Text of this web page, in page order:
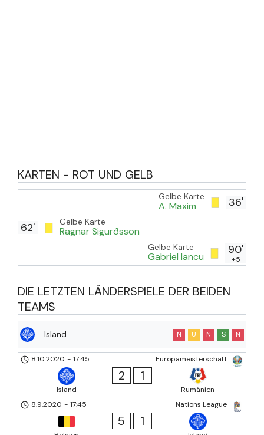
KARTEN - ROT UND GELB
36'
Gelbe Karte
A. Maxim
Gelbe Karte
Ragnar Sigurðsson
62'
90'
+5
Gelbe Karte
Gabriel Iancu
DIE LETZTEN LÄNDERSPIELE DER BEIDEN
TEAMS
Island N U N S N
Europameisterschaft
8.10.2020 - 17:45
Island
2 1
Rumänien
Nations League
8.9.2020 - 17:45
5 1